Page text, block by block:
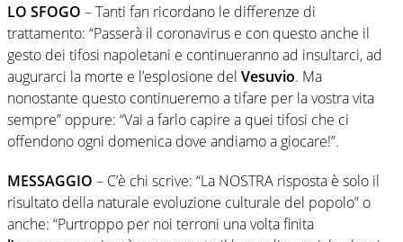
LO SFOGO – Tanti fan ricordano le differenze di
trattamento: “Passerà il coronavirus e con questo anche il
gesto dei tifosi napoletani e continueranno ad insultarci, ad
augurarci la morte e l’esplosione del Vesuvio. Ma
nonostante questo continueremo a tifare per la vostra vita
sempre” oppure: “Vai a farlo capire a quei tifosi che ci
offendono ogni domenica dove andiamo a giocare!”.
MESSAGGIO – C’è chi scrive: “La NOSTRA risposta è solo il
risultato della naturale evoluzione culturale del popolo” o
anche: “Purtroppo per noi terroni una volta finita